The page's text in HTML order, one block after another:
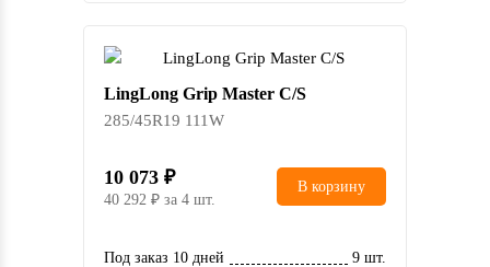
LingLong Grip Master C/S
285/45R19 111W
10 073
40 292 за 4 шт.
В корзину
Под заказ 10 дней 9 шт.